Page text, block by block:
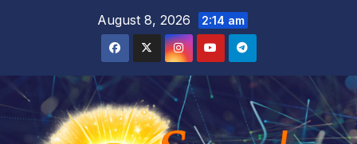
August 8, 2026 2:14 am